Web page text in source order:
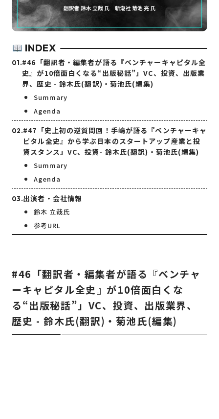
INDEX
#46「翻訳者・編集者が語る『ベンチャーキャピタル全
史』が10倍面白くなる“出版秘話”」VC、投資、出版業
界、歴史 - 鈴木氏(翻訳)・菊池氏(編集)
Summary
Agenda
#47「史上初の逆質問回！手嶋が語る『ベンチャーキャ
ピタル全史』から学ぶ日本のスタートアップ産業と投
資スタンス」VC、投資- 鈴木氏(翻訳)・菊池氏(編集)
Summary
Agenda
出演者・会社情報
鈴木 立哉氏
参考URL
#46「翻訳者・編集者が語る『ベンチャ
ーキャピタル全史』が10倍面白くな
る“出版秘話”」VC、投資、出版業界、
歴史 - 鈴木氏(翻訳)・菊池氏(編集)